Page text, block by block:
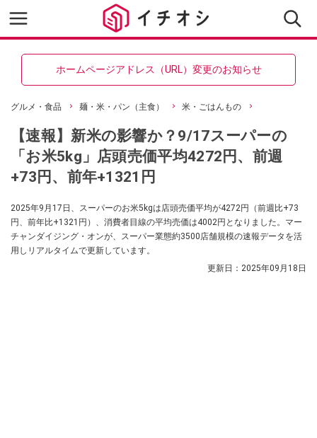
ホームページアドレス（URL）変更のお知らせ
グルメ・食品 麺・米・パン（主食） 米・ごはんもの
【速報】新米の影響か？9/17スーパーの
「お米5kg」店頭売価平均4272円、前週
+73円、前年+1321円
2025年9月17日、スーパーのお米5kgは店頭売価平均が4272円（前週比+73
円、前年比+1321円）、消費者目線の平均売価は4002円となりました。マー
チャンダイジング・オンが、スーパー業態約3500店舗規模の速報データを活
用しリアルタイムで更新しています。
更新日： 2025年09月18日